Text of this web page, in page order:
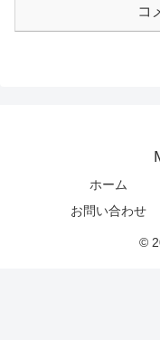
コ
ホーム
お問い合わせ
©